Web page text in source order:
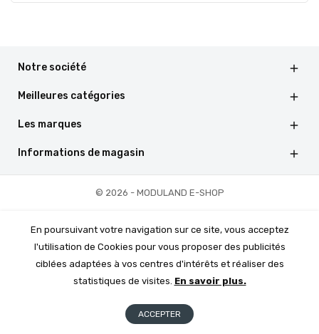
Notre société 
Meilleures catégories 
Les marques 
Informations de magasin 
© 2026 - MODULAND E-SHOP
En poursuivant votre navigation sur ce site, vous acceptez
l'utilisation de Cookies pour vous proposer des publicités
ciblées adaptées à vos centres d'intérêts et réaliser des
statistiques de visites. En savoir plus.
ACCEPTER